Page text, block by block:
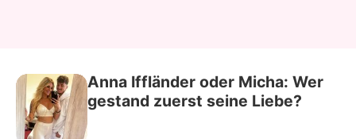
Anna Iffländer oder Micha: Wer
gestand zuerst seine Liebe?